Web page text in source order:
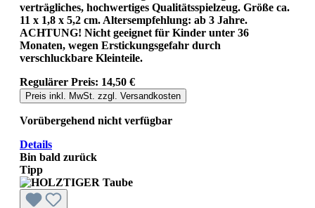
verträgliches, hochwertiges Qualitätsspielzeug. Größe ca.
11 x 1,8 x 5,2 cm. Altersempfehlung: ab 3 Jahre.
ACHTUNG! Nicht geeignet für Kinder unter 36
Monaten, wegen Erstickungsgefahr durch
verschluckbare Kleinteile.
Regulärer Preis: 14,50 €
Preis inkl. MwSt. zzgl. Versandkosten
Vorübergehend nicht verfügbar
Details
Bin bald zurück
Tipp